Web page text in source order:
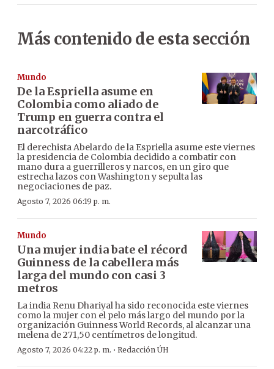
Más contenido de esta sección
Mundo
De la Espriella asume en
Colombia como aliado de
Trump en guerra contra el
narcotráfico
El derechista Abelardo de la Espriella asume este viernes
la presidencia de Colombia decidido a combatir con
mano dura a guerrilleros y narcos, en un giro que
estrecha lazos con Washington y sepulta las
negociaciones de paz.
Agosto 7, 2026 06:19 p. m.
Mundo
Una mujer india bate el récord
Guinness de la cabellera más
larga del mundo con casi 3
metros
La india Renu Dhariyal ha sido reconocida este viernes
como la mujer con el pelo más largo del mundo por la
organización Guinness World Records, al alcanzar una
melena de 271,50 centímetros de longitud.
Agosto 7, 2026 04:22 p. m. · Redacción ÚH